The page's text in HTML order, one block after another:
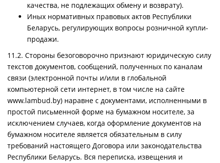
качества, не подлежащих обмену и возврату).
Иных нормативных правовых актов Республики
Беларусь, регулирующих вопросы розничной купли-
продажи.
11.2. Стороны безоговорочно признают юридическую силу
текстов документов, сообщений, полученных по каналам
связи (электронной почты и/или в глобальной
компьютерной сети интернет, в том числе на сайте
www.lambud.by) наравне с документами, исполненными в
простой письменной форме на бумажном носителе, за
исключением случаев, когда оформление документов на
бумажном носителе является обязательным в силу
требований настоящего Договора или законодательства
Республики Беларусь. Вся переписка, извещения и